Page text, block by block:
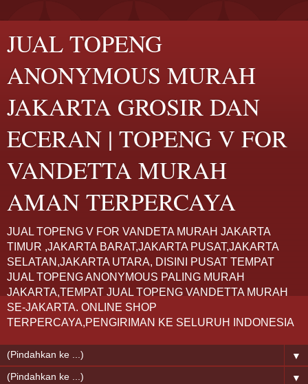
JUAL TOPENG
ANONYMOUS MURAH
JAKARTA GROSIR DAN
ECERAN | TOPENG V FOR
VANDETTA MURAH
AMAN TERPERCAYA
JUAL TOPENG V FOR VANDETA MURAH JAKARTA
TIMUR ,JAKARTA BARAT,JAKARTA PUSAT,JAKARTA
SELATAN,JAKARTA UTARA, DISINI PUSAT TEMPAT
JUAL TOPENG ANONYMOUS PALING MURAH
JAKARTA,TEMPAT JUAL TOPENG VANDETTA MURAH
SE-JAKARTA. ONLINE SHOP
TERPERCAYA,PENGIRIMAN KE SELURUH INDONESIA
▼
▼